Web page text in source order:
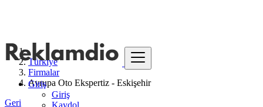
Giriş
Giriş
Kaydol
Türkiye
Firmalar
Avrupa Oto Ekspertiz - Eskişehir
Geri